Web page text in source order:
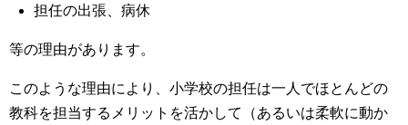
担任の出張、病休
等の理由があります。
このような理由により、小学校の担任は一人でほとんどの
教科を担当するメリットを活かして（あるいは柔軟に動か